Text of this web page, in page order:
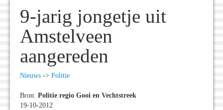
9-jarig jongetje uit
Amstelveen
aangereden
Nieuws -> Politie
Bron: Politie regio Gooi en Vechtstreek
19-10-2012